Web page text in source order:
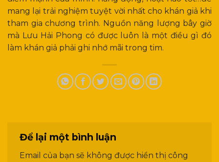
mang lại trải nghiệm tuyệt vời nhất cho khán giả khi
tham gia chương trình. Nguồn năng lượng bây giờ
mà Lưu Hải Phong có được luôn là một điều gì đó
làm khán giả phải ghi nhớ mãi trong tim.
Để lại một bình luận
Email của bạn sẽ không được hiển thị công